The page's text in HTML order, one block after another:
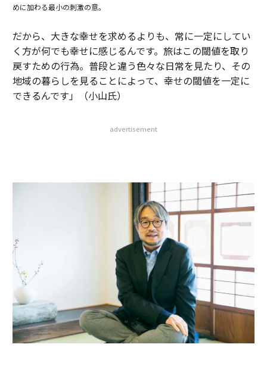
めに加わる最小の刺激の意。
だから、大きな幸せを求めるよりも、常に一定にしてい
く方が何でも幸せに感じるんです。旅はこの閾値を取り
戻すための行為。普段と違う色々な日常を見たり、その
地域の暮らしを見ることによって、幸せの閾値を一定に
できるんです」（小山氏）
advertisement